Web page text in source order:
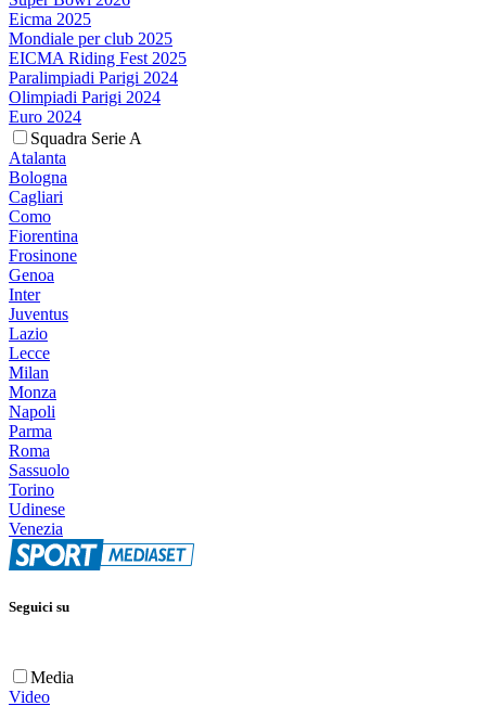
Eicma 2025
Mondiale per club 2025
EICMA Riding Fest 2025
Paralimpiadi Parigi 2024
Olimpiadi Parigi 2024
Euro 2024
Squadra Serie A
Atalanta
Bologna
Cagliari
Como
Fiorentina
Frosinone
Genoa
Inter
Juventus
Lazio
Lecce
Milan
Monza
Napoli
Parma
Roma
Sassuolo
Torino
Udinese
Venezia
Seguici su
Media
Video